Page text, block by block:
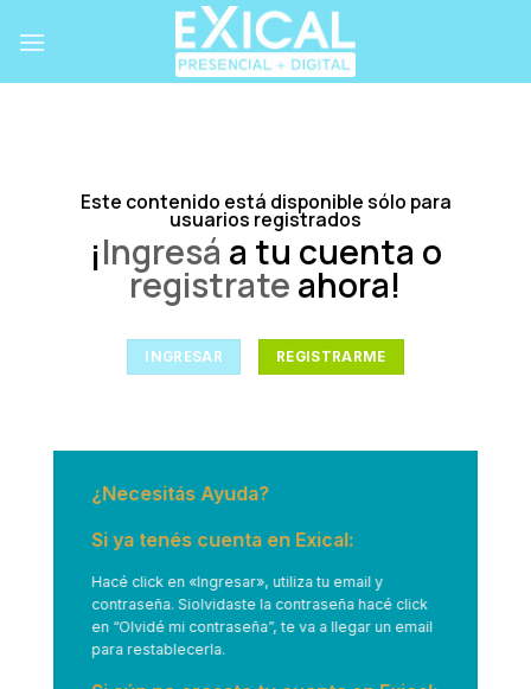
Este contenido está disponible sólo para
usuarios registrados
¡Ingresá a tu cuenta o
registrate ahora!
INGRESAR REGISTRARME
¿Necesitás Ayuda?
Si ya tenés cuenta en Exical:
Hacé click en «Ingresar», utiliza tu email y
contraseña. Siolvidaste la contraseña hacé click
en “Olvidé mi contraseña”, te va a llegar un email
para restablecerla.